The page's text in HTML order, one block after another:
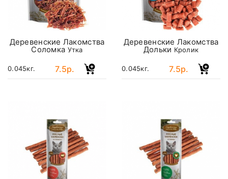
Деревенские Лакомства
Соломка Утка
0.045кг. 7.5р.
Деревенские Лакомства
Дольки Кролик
0.045кг. 7.5р.